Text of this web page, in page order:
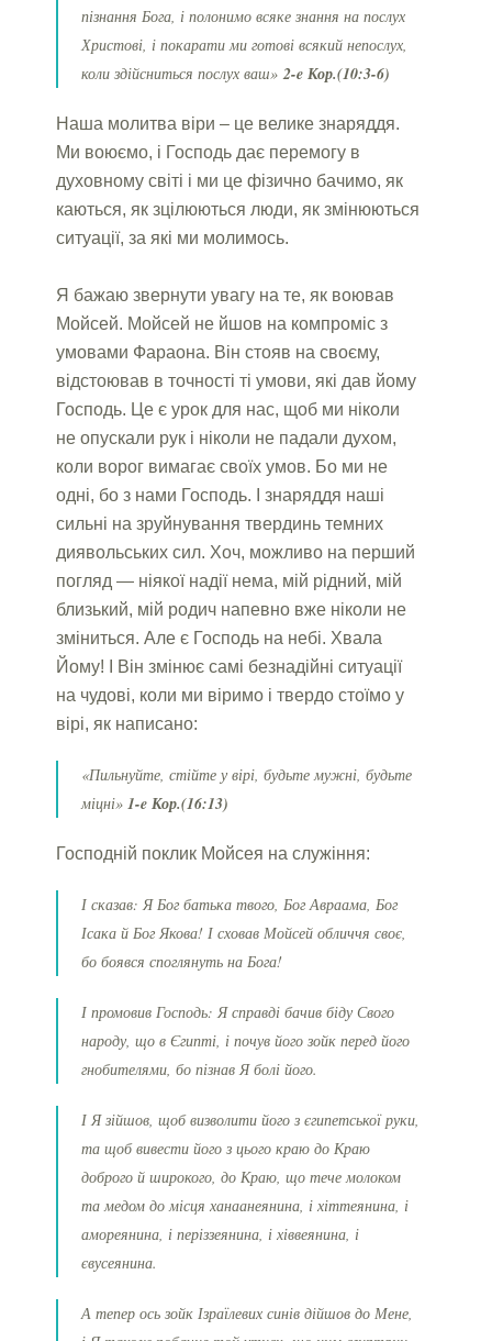
пізнання Бога, і полонимо всяке знання на послух
Христові, і покарати ми готові всякий непослух,
коли здійсниться послух ваш»2-e Кор.(10:3-6)
Наша молитва віри – це велике знаряддя.
Ми воюємо, і Господь дає перемогу в
духовному світі і ми це фізично бачимо, як
каються, як зцілюються люди, як змінюються
ситуації, за які ми молимось.
Я бажаю звернути увагу на те, як воював
Мойсей. Мойсей не йшов на компроміс з
умовами Фараона. Він стояв на своєму,
відстоював в точності ті умови, які дав йому
Господь. Це є урок для нас, щоб ми ніколи
не опускали рук і ніколи не падали духом,
коли ворог вимагає своїх умов. Бо ми не
одні, бо з нами Господь. І знаряддя наші
сильні на зруйнування твердинь темних
диявольських сил. Хоч, можливо на перший
погляд — ніякої надії нема, мій рідний, мій
близький, мій родич напевно вже ніколи не
зміниться. Але є Господь на небі. Хвала
Йому! І Він змінює самі безнадійні ситуації
на чудові, коли ми віримо і твердо стоїмо у
вірі, як написано:
«Пильнуйте, стійте у вірі, будьте мужні, будьте
міцні» 1-e Кор.(16:13)
Господній поклик Мойсея на служіння:
І сказав: Я Бог батька твого, Бог Авраама, Бог
Ісака й Бог Якова! І сховав Мойсей обличчя своє,
бо боявся споглянуть на Бога!
І промовив Господь: Я справді бачив біду Свого
народу, що в Єгипті, і почув його зойк перед його
гнобителями, бо пізнав Я болі його.
І Я зійшов, щоб визволити його з єгипетської руки,
та щоб вивести його з цього краю до Краю
доброго й широкого, до Краю, що тече молоком
та медом до місця ханаанеянина, і хіттеянина, і
амореянина, і періззеянина, і хіввеянина, і
євусеянина.
А тепер ось зойк Ізраїлевих синів дійшов до Мене,